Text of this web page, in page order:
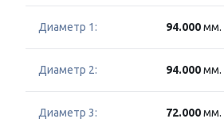
Диаметр 1: 94.000мм.
Диаметр 2: 94.000мм.
Диаметр 3: 72.000мм.